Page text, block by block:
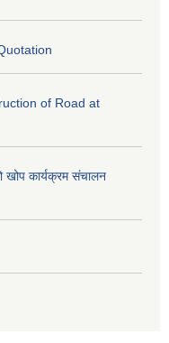
of Road at
खोप कार्यक्रम संचालन